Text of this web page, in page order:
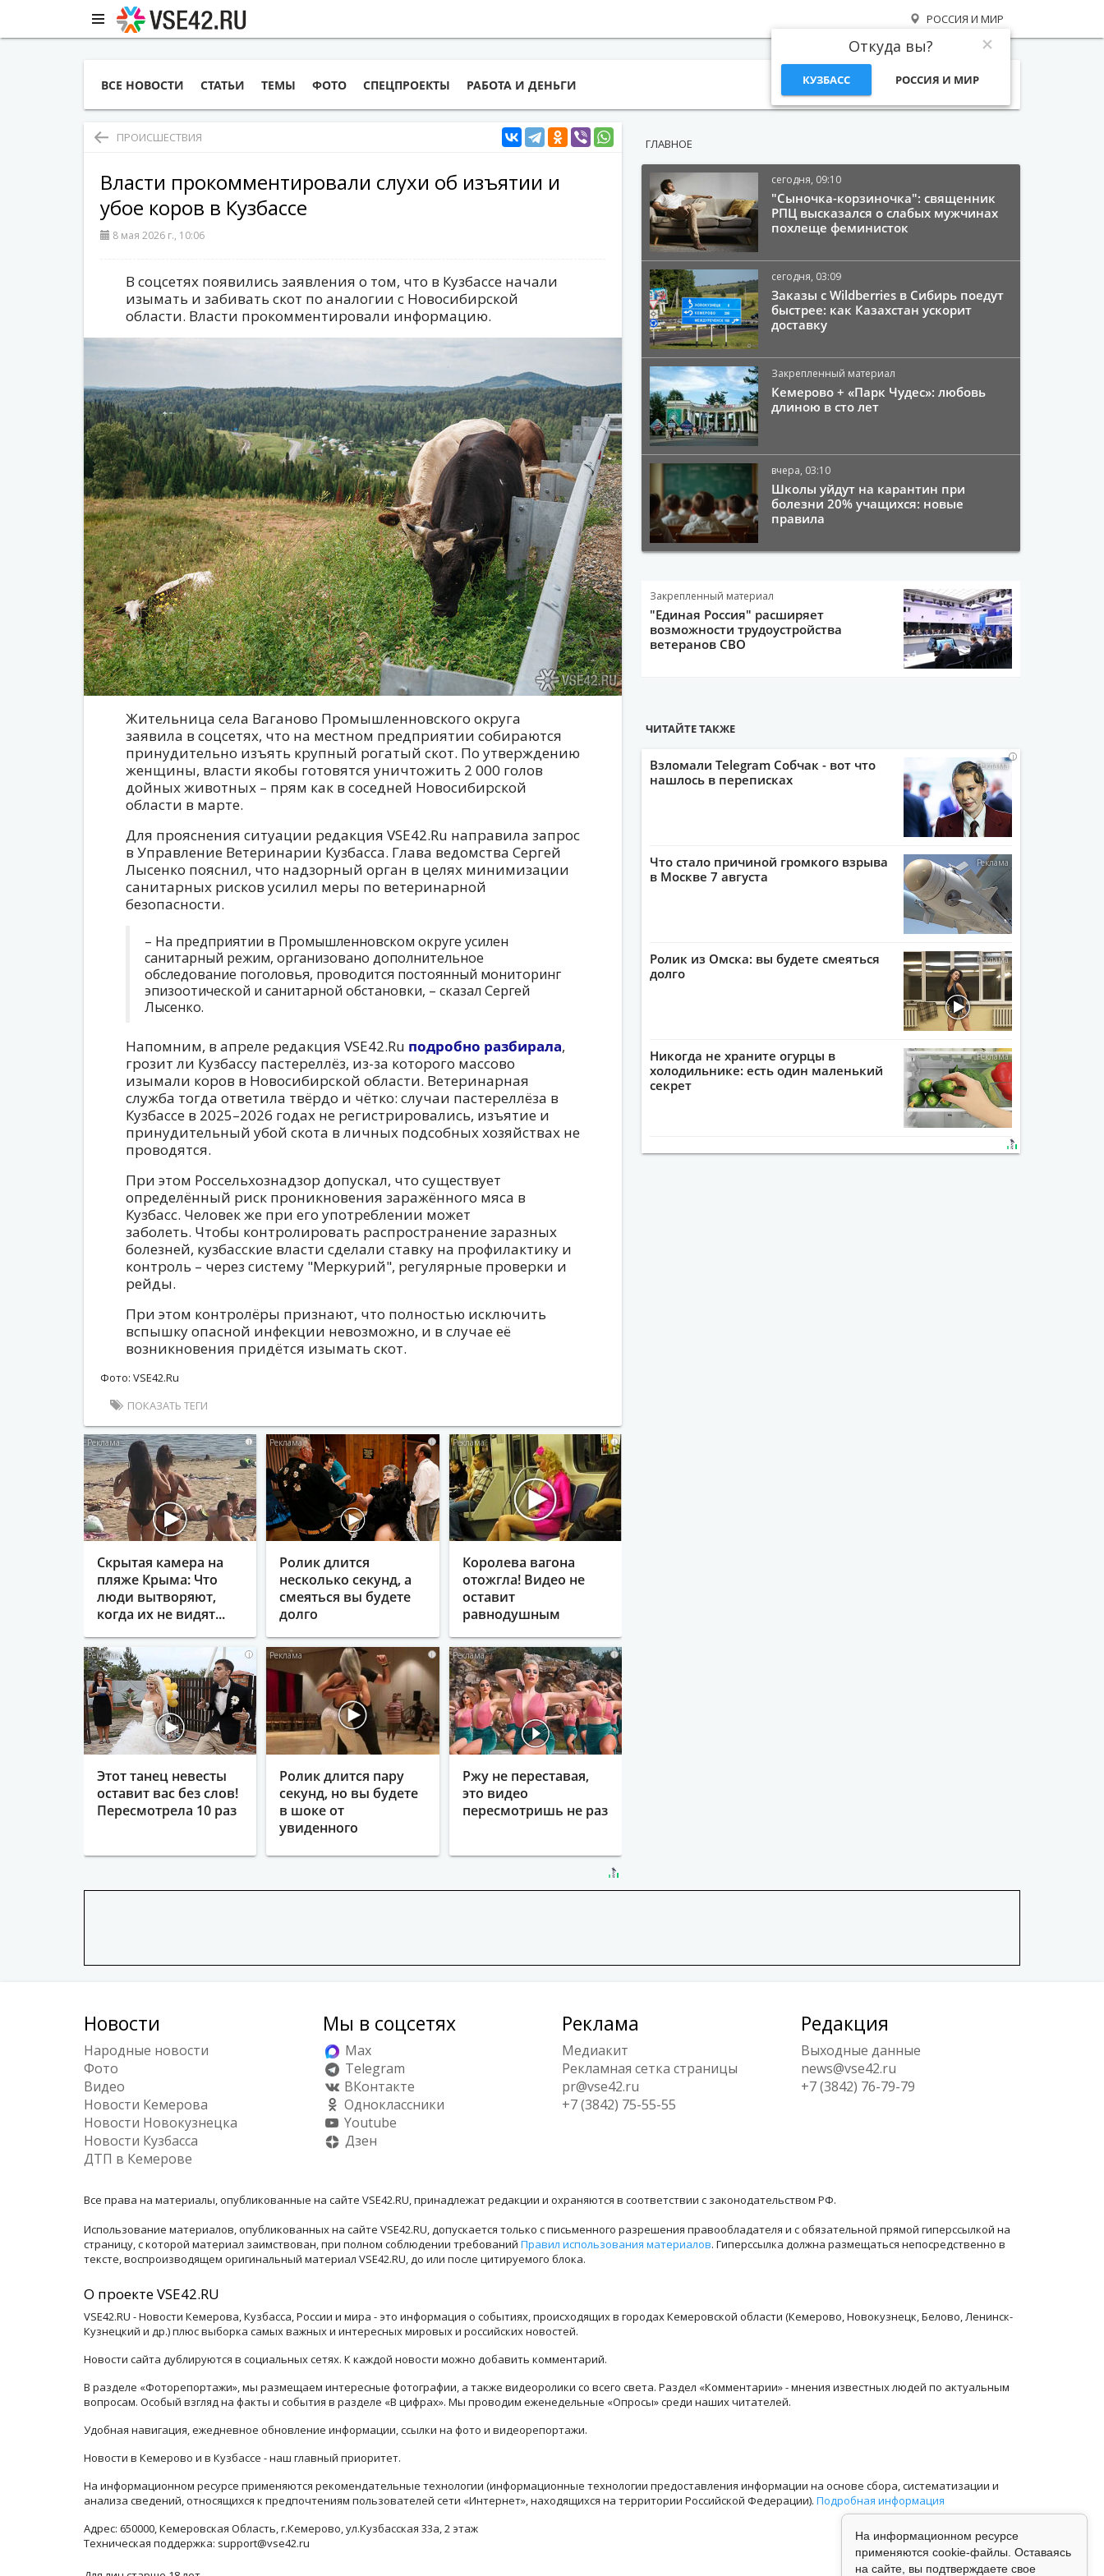
РОССИЯ И МИР
Откуда вы?
КУЗБАСС РОССИЯ И МИР
ВСЕ НОВОСТИ СТАТЬИ ТЕМЫ ФОТО СПЕЦПРОЕКТЫ РАБОТА И ДЕНЬГИ
ПРОИСШЕСТВИЯ
Власти прокомментировали слухи об изъятии и
убое коров в Кузбассе
8 мая 2026 г., 10:06
В соцсетях появились заявления о том, что в Кузбассе начали
изымать и забивать скот по аналогии с Новосибирской
области. Власти прокомментировали информацию.
Жительница села Ваганово Промышленновского округа
заявила в соцсетях, что на местном предприятии собираются
принудительно изъять крупный рогатый скот. По утверждению
женщины, власти якобы готовятся уничтожить 2 000 голов
дойных животных – прям как в соседней Новосибирской
области в марте.
Для прояснения ситуации редакция VSE42.Ru направила запрос
в Управление Ветеринарии Кузбасса. Глава ведомства Сергей
Лысенко пояснил, что надзорный орган в целях минимизации
санитарных рисков усилил меры по ветеринарной
безопасности.
– На предприятии в Промышленновском округе усилен
санитарный режим, организовано дополнительное
обследование поголовья, проводится постоянный мониторинг
эпизоотической и санитарной обстановки, – сказал Сергей
Лысенко.
Напомним, в апреле редакция VSE42.Ru подробно разбирала,
грозит ли Кузбассу пастереллёз, из-за которого массово
изымали коров в Новосибирской области. Ветеринарная
служба тогда ответила твёрдо и чётко: случаи пастереллёза в
Кузбассе в 2025–2026 годах не регистрировались, изъятие и
принудительный убой скота в личных подсобных хозяйствах не
проводятся.
При этом Россельхознадзор допускал, что существует
определённый риск проникновения заражённого мяса в
Кузбасс. Человек же при его употреблении может
заболеть. Чтобы контролировать распространение заразных
болезней, кузбасские власти сделали ставку на профилактику и
контроль – через систему "Меркурий", регулярные проверки и
рейды.
При этом контролёры признают, что полностью исключить
вспышку опасной инфекции невозможно, и в случае её
возникновения придётся изымать скот.
Фото: VSE42.Ru
ПОКАЗАТЬ ТЕГИ
i
Скрытая камера на
пляже Крыма: Что
люди вытворяют,
когда их не видят...
i
Ролик длится
несколько секунд, а
смеяться вы будете
долго
i
Королева вагона
отожгла! Видео не
оставит
равнодушным
i
Этот танец невесты
оставит вас без слов!
Пересмотрела 10 раз
i
Ролик длится пару
секунд, но вы будете
в шоке от
увиденного
i
Ржу не переставая,
это видео
пересмотришь не раз
ГЛАВНОЕ
сегодня, 09:10
"Сыночка-корзиночка": священник
РПЦ высказался о слабых мужчинах
похлеще феминисток
сегодня, 03:09
Заказы с Wildberries в Сибирь поедут
быстрее: как Казахстан ускорит
доставку
Закрепленный материал
Кемерово + «Парк Чудес»: любовь
длиною в сто лет
вчера, 03:10
Школы уйдут на карантин при
болезни 20% учащихся: новые
правила
Закрепленный материал
"Единая Россия" расширяет
возможности трудоустройства
ветеранов СВО
ЧИТАЙТЕ ТАКЖЕ
i
Взломали Telegram Собчак - вот что
нашлось в переписках
i
Что стало причиной громкого взрыва
в Москве 7 августа
i
Ролик из Омска: вы будете смеяться
долго
i
Никогда не храните огурцы в
холодильнике: есть один маленький
секрет
Новости
Народные новости
Фото
Видео
Новости Кемерова
Новости Новокузнецка
Новости Кузбасса
ДТП в Кемерове
Мы в соцсетях
Max
Telegram
ВКонтакте
Одноклассники
Youtube
Дзен
Реклама
Медиакит
Рекламная сетка страницы
pr@vse42.ru
+7 (3842) 75-55-55
Редакция
Выходные данные
news@vse42.ru
+7 (3842) 76-79-79
Все права на материалы, опубликованные на сайте VSE42.RU, принадлежат редакции и охраняются в соответствии с законодательством РФ.
Использование материалов, опубликованных на сайте VSE42.RU, допускается только с письменного разрешения правообладателя и с обязательной прямой гиперссылкой на
страницу, с которой материал заимствован, при полном соблюдении требований Правил использования материалов. Гиперссылка должна размещаться непосредственно в
тексте, воспроизводящем оригинальный материал VSE42.RU, до или после цитируемого блока.
О проекте VSE42.RU
VSE42.RU - Новости Кемерова, Кузбасса, России и мира - это информация о событиях, происходящих в городах Кемеровской области (Кемерово, Новокузнецк, Белово, Ленинск-
Кузнецкий и др.) плюс выборка самых важных и интересных мировых и российских новостей.
Новости сайта дублируются в социальных сетях. К каждой новости можно добавить комментарий.
В разделе «Фоторепортажи», мы размещаем интересные фотографии, а также видеоролики со всего света. Раздел «Комментарии» - мнения известных людей по актуальным
вопросам. Особый взгляд на факты и события в разделе «В цифрах». Мы проводим еженедельные «Опросы» среди наших читателей.
Удобная навигация, ежедневное обновление информации, ссылки на фото и видеорепортажи.
Новости в Кемерово и в Кузбассе - наш главный приоритет.
На информационном ресурсе применяются рекомендательные технологии (информационные технологии предоставления информации на основе сбора, систематизации и
анализа сведений, относящихся к предпочтениям пользователей сети «Интернет», находящихся на территории Российской Федерации). Подробная информация
Адрес: 650000, Кемеровская Область, г.Кемерово, ул.Кузбасская 33а, 2 этаж
Техническая поддержка: support@vse42.ru
На информационном ресурсе
применяются cookie-файлы. Оставаясь
на сайте, вы подтверждаете свое